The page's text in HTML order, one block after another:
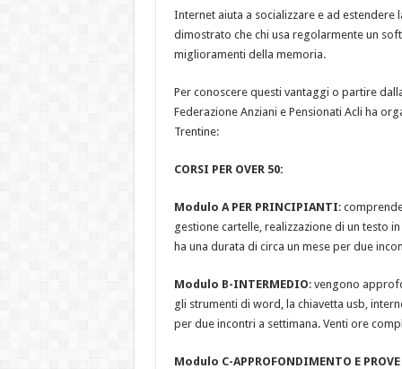
Internet aiuta a socializzare e ad estendere
dimostrato che chi usa regolarmente un
miglioramenti della memoria.
Per conoscere questi vantaggi o partire
Federazione Anziani e Pensionati Acli ha
Trentine:
CORSI PER OVER 50:
Modulo A PER PRINCIPIANTI:
gestione cartelle, realizzazione di un testo
ha una durata di circa un mese per due
Modulo B-INTERMEDIO: vengono
gli strumenti di word, la chiavetta usb,
per due incontri a settimana. Venti ore
Modulo C-APPROFONDIMENTO E PROVE